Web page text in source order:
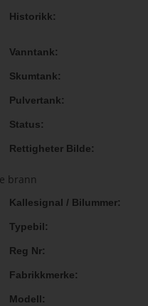
Historikk
Vanntank
Skumtank
Pulvertank
Status
Rettigheter Bilde
Kallesignal / Bilummer
Typebil
Reg Nr
Fabrikkmerke
Modell